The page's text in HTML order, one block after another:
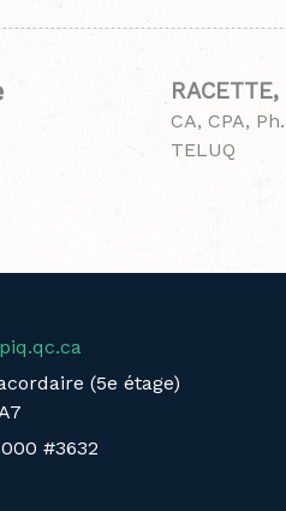
CA, CPA,
TELUQ
(5e étage)
#3632